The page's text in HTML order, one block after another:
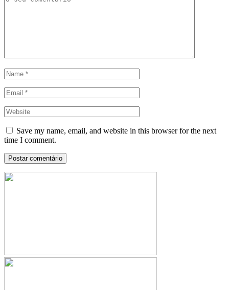
Save my name, email, and website in this browser for the next
time I comment.